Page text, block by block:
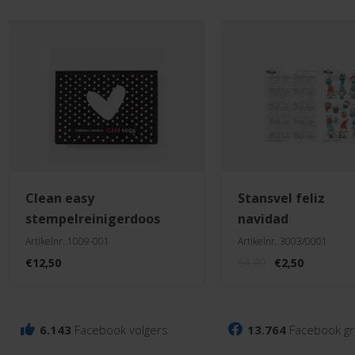
clean easy
stempelreinigerdoos
Artikelnr. 1009-001
€12,50
stansvel feliz
navidad
Artikelnr. 3003/0001
€2,50Huidige
6.143 Facebook volgers 13.764 Facebook